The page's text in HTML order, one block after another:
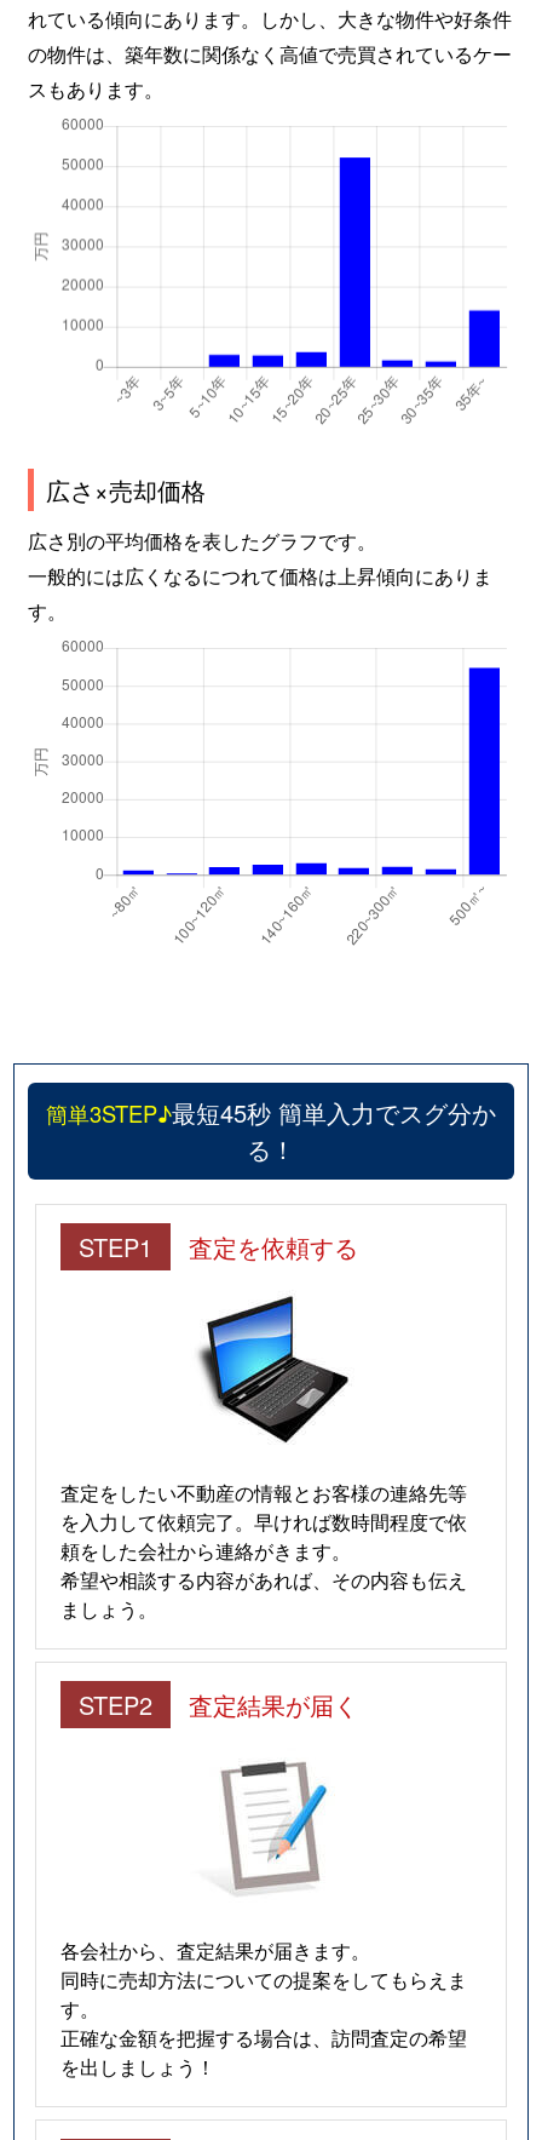
れている傾向にあります。しかし、大きな物件や好条件
の物件は、築年数に関係なく高値で売買されているケー
スもあります。
広さ×売却価格
広さ別の平均価格を表したグラフです。
一般的には広くなるにつれて価格は上昇傾向にありま
す。
簡単3STEP♪最短45秒 簡単入力でスグ分か
る！
STEP1 査定を依頼する
査定をしたい不動産の情報とお客様の連絡先等
を入力して依頼完了。早ければ数時間程度で依
頼をした会社から連絡がきます。
希望や相談する内容があれば、その内容も伝え
ましょう。
STEP2 査定結果が届く
各会社から、査定結果が届きます。
同時に売却方法についての提案をしてもらえま
す。
正確な金額を把握する場合は、訪問査定の希望
を出しましょう！